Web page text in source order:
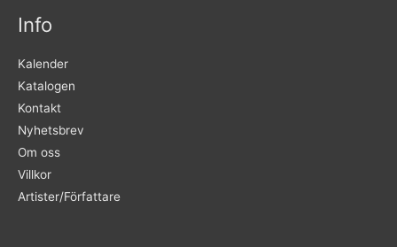
Info
Kalender
Katalogen
Kontakt
Nyhetsbrev
Om oss
Villkor
Artister/Författare